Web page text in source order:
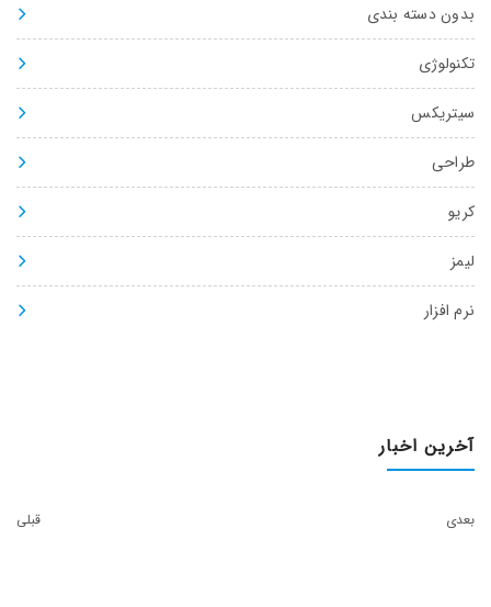
بدون دسته بندی
تکنولوژی
سیتریکس
طراحی
کریو
لیمز
نرم افزار
آخرین اخبار
قبلی بعدی